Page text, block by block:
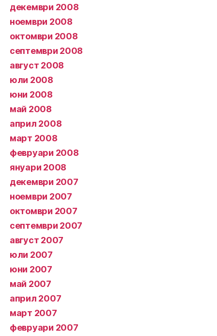
декември 2008
ноември 2008
октомври 2008
септември 2008
август 2008
юли 2008
юни 2008
май 2008
април 2008
март 2008
февруари 2008
януари 2008
декември 2007
ноември 2007
октомври 2007
септември 2007
август 2007
юли 2007
юни 2007
май 2007
април 2007
март 2007
февруари 2007